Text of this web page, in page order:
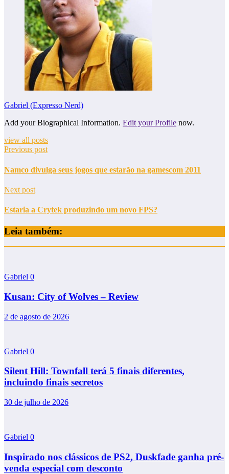
Gabriel (Expresso Nerd)
Add your Biographical Information. Edit your Profile now.
view all posts
Previous post
Namco divulga seus jogos que estarão na gamescom 2011
Next post
Estaria a Crytek produzindo um novo FPS?
Leia também:
Gabriel 0
Kusan: City of Wolves – Review
2 de agosto de 2026
Gabriel 0
Silent Hill: Townfall terá 5 finais diferentes,
incluindo finais secretos
30 de julho de 2026
Gabriel 0
Inspirado nos clássicos de PS2, Duskfade ganha pré-
venda especial com desconto